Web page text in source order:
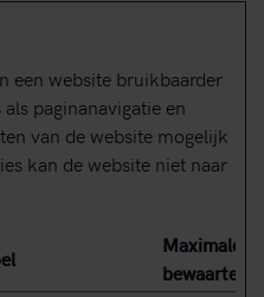
een website bruikbaarder
paginanavigatie en
van de website mogelijk
kan de website niet naar
Maximale